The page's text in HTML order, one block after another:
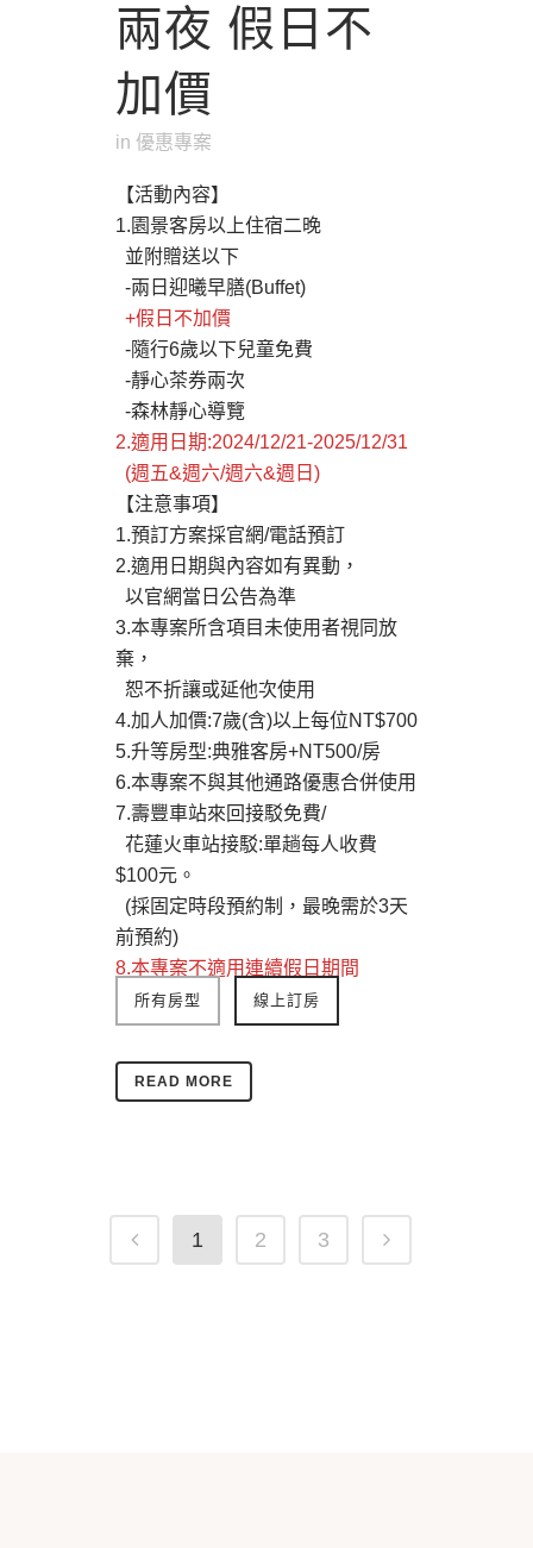
兩夜 假日不
加價
in 優惠專案
【活動內容】
1.園景客房以上住宿二晚
並附贈送以下
-兩日迎曦早膳(Buffet)
+假日不加價
-隨行6歲以下兒童免費
-靜心茶券兩次
-森林靜心導覽
2.適用日期:2024/12/21-2025/12/31
(週五&週六/週六&週日)
【注意事項】
1.預訂方案採官網/電話預訂
2.適用日期與內容如有異動，
以官網當日公告為準
3.本專案所含項目未使用者視同放
棄，
恕不折讓或延他次使用
4.加人加價:7歲(含)以上每位NT$700
5.升等房型:典雅客房+NT500/房
6.本專案不與其他通路優惠合併使用
7.壽豐車站來回接駁免費/
花蓮火車站接駁:單趟每人收費
$100元。
(採固定時段預約制，最晚需於3天
前預約)
8.本專案不適用連續假日期間
所有房型 線上訂房
READ MORE
1 2 3